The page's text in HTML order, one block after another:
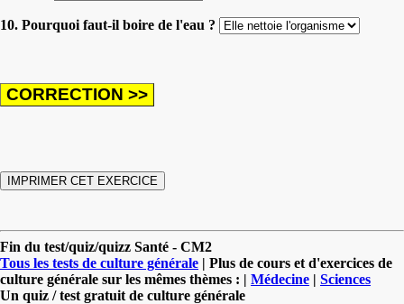
10. Pourquoi faut-il boire de l'eau ?
Fin du test/quiz/quizz Santé - CM2
Tous les tests de culture générale | Plus de cours et d'exercices de
culture générale sur les mêmes thèmes : | Médecine | Sciences
Un quiz / test gratuit de culture générale